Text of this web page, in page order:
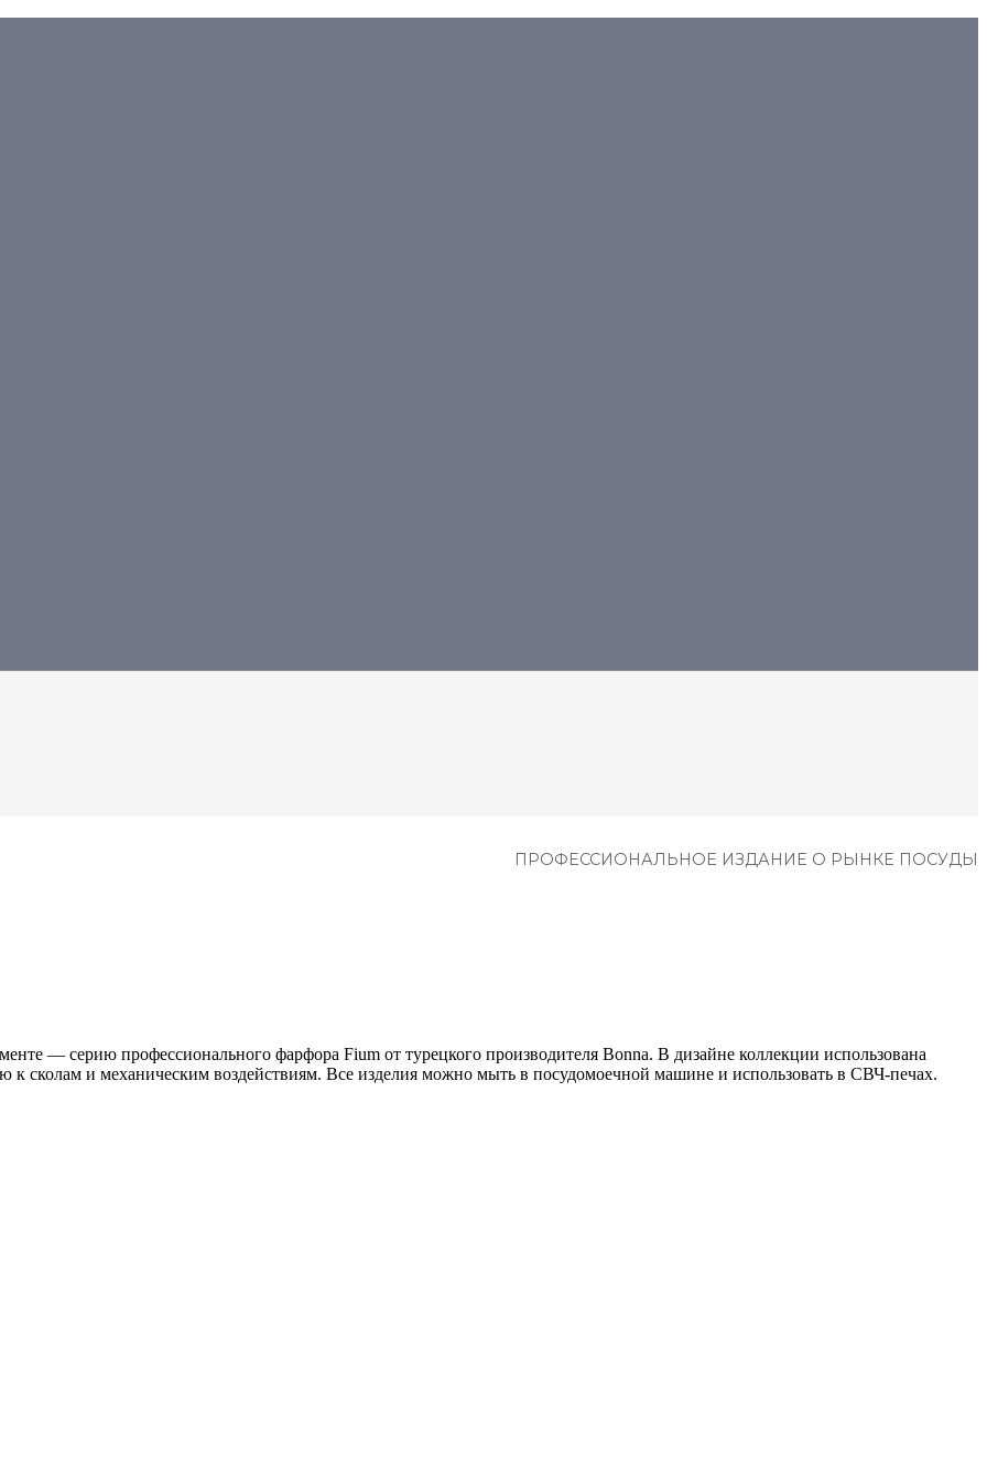
ПРОФЕССИОНАЛЬНОЕ ИЗДАНИЕ О РЫНКЕ ПОСУДЫ
— серию профессионального фарфора Fium от турецкого производителя Bonna. В дизайне коллекции использована
к сколам и механическим воздействиям. Все изделия можно мыть в посудомоечной машине и использовать в СВЧ-печах.